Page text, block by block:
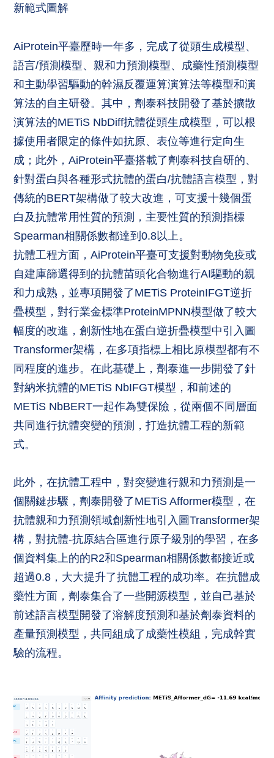
新範式圖解
AiProtein平臺歷時一年多，完成了從頭生成模型、
語言/預測模型、親和力預測模型、成藥性預測模型
和主動學習驅動的幹濕反覆運算演算法等模型和演
算法的自主研發。其中，劑泰科技開發了基於擴散
演算法的METiS NbDiff抗體從頭生成模型，可以根
據使用者限定的條件如抗原、表位等進行定向生
成；此外，AiProtein平臺搭載了劑泰科技自研的、
針對蛋白與各種形式抗體的蛋白/抗體語言模型，對
傳統的BERT架構做了較大改進，可支援十幾個蛋
白及抗體常用性質的預測，主要性質的預測指標
Spearman相關係數都達到0.8以上。
抗體工程方面，AiProtein平臺可支援對動物免疫或
自建庫篩選得到的抗體苗頭化合物進行AI驅動的親
和力成熟，並專項開發了METiS ProteinIFGT逆折
疊模型，對行業金標準ProteinMPNN模型做了較大
幅度的改進，創新性地在蛋白逆折疊模型中引入圖
Transformer架構，在多項指標上相比原模型都有不
同程度的進步。在此基礎上，劑泰進一步開發了針
對納米抗體的METiS NbIFGT模型，和前述的
METiS NbBERT一起作為雙保險，從兩個不同層面
共同進行抗體突變的預測，打造抗體工程的新範
式。
此外，在抗體工程中，對突變進行親和力預測是一
個關鍵步驟，劑泰開發了METiS Afformer模型，在
抗體親和力預測領域創新性地引入圖Transformer架
構，對抗體-抗原結合區進行原子級別的學習，在多
個資料集上的的R2和Spearman相關係數都接近或
超過0.8，大大提升了抗體工程的成功率。在抗體成
藥性方面，劑泰集合了一些開源模型，並自己基於
前述語言模型開發了溶解度預測和基於劑泰資料的
產量預測模型，共同組成了成藥性模組，完成幹實
驗的流程。